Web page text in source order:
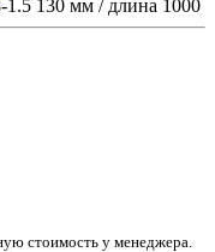
стоимость у менеджера.